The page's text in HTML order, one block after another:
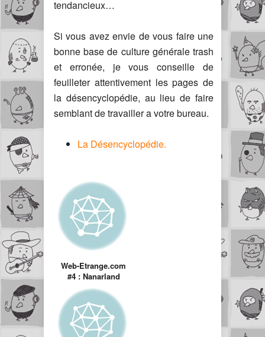
tendancieux…
Si vous avez envie de vous faire une
bonne base de culture générale trash
et erronée, je vous conseille de
feuilleter attentivement les pages de
la désencyclopédie, au lieu de faire
semblant de travailler a votre bureau.
La Désencyclopédie.
Web-Etrange.com
#4 : Nanarland